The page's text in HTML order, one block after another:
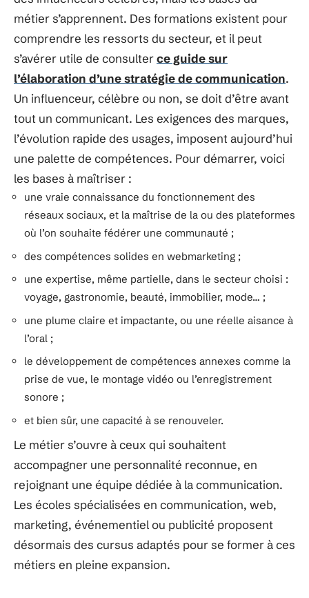
métier s’apprennent. Des formations existent pour
comprendre les ressorts du secteur, et il peut
s’avérer utile de consulterce guide sur
l’élaboration d’une stratégie de communication.
Un influenceur, célèbre ou non, se doit d’être avant
tout un communicant. Les exigences des marques,
l’évolution rapide des usages, imposent aujourd’hui
une palette de compétences. Pour démarrer, voici
les bases à maîtriser :
une vraie connaissance du fonctionnement des
réseaux sociaux, et la maîtrise de la ou des plateformes
où l’on souhaite fédérer une communauté ;
des compétences solides en webmarketing ;
une expertise, même partielle, dans le secteur choisi :
voyage, gastronomie, beauté, immobilier, mode… ;
une plume claire et impactante, ou une réelle aisance à
l’oral ;
le développement de compétences annexes comme la
prise de vue, le montage vidéo ou l’enregistrement
sonore ;
et bien sûr, une capacité à se renouveler.
Le métier s’ouvre à ceux qui souhaitent
accompagner une personnalité reconnue, en
rejoignant une équipe dédiée à la communication.
Les écoles spécialisées en communication, web,
marketing, événementiel ou publicité proposent
désormais des cursus adaptés pour se former à ces
métiers en pleine expansion.